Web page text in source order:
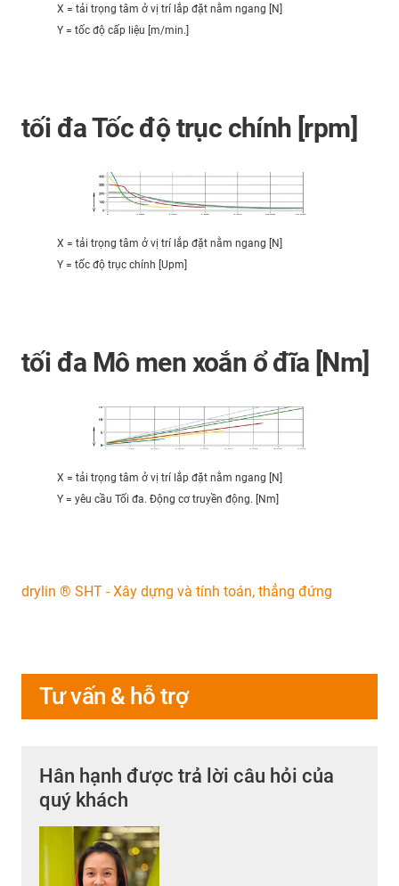
X = tải trọng tâm ở vị trí lắp đặt nằm ngang [N]
Y = tốc độ cấp liệu [m/min.]
tối đa Tốc độ trục chính [rpm]
X = tải trọng tâm ở vị trí lắp đặt nằm ngang [N]
Y = tốc độ trục chính [Upm]
tối đa Mô men xoắn ổ đĩa [Nm]
X = tải trọng tâm ở vị trí lắp đặt nằm ngang [N]
Y = yêu cầu Tối đa. Động cơ truyền động. [Nm]
drylin ® SHT - Xây dựng và tính toán, thẳng đứng
Tư vấn & hỗ trợ
Hân hạnh được trả lời câu hỏi của
quý khách